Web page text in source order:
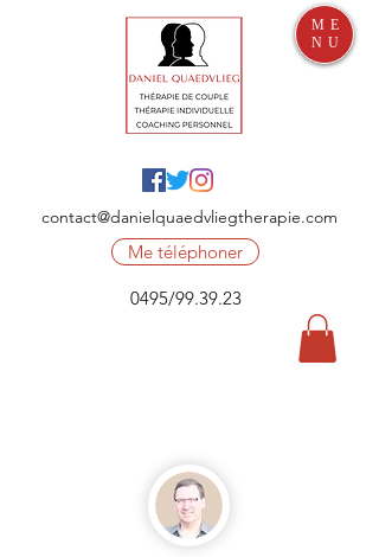
contact@danielquaedvliegtherapie.com
Me téléphoner
0495/99.39.23
ME
NU